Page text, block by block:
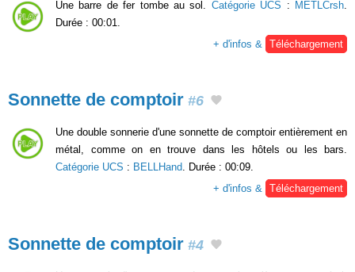
Une barre de fer tombe au sol. Catégorie UCS : METLCrsh.
Durée : 00:01.
+ d'infos & Téléchargement
Sonnette de comptoir #6
Une double sonnerie d'une sonnette de comptoir entièrement en
métal, comme on en trouve dans les hôtels ou les bars.
Catégorie UCS : BELLHand . Durée : 00:09.
+ d'infos &
Téléchargement
Sonnette de comptoir #4